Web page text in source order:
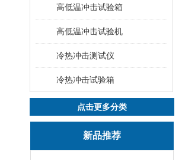
高低温冲击试验箱
高低温冲击试验机
冷热冲击测试仪
冷热冲击试验箱
点击更多分类
新品推荐